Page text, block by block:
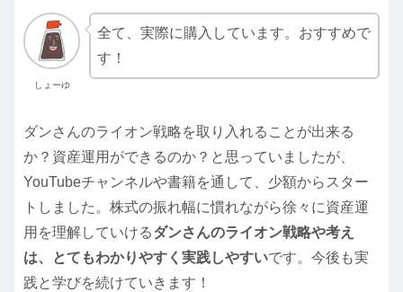
しょーゆ
全て、実際に購入しています。おすすめで
す！
ダンさんのライオン戦略を取り入れることが出来る
か？資産運用ができるのか？と思っていましたが、
YouTubeチャンネルや書籍を通して、少額からスター
トしました。株式の振れ幅に慣れながら徐々に資産運
用を理解していけるダンさんのライオン戦略や考え
は、とてもわかりやすく実践しやすいです。今後も実
践と学びを続けていきます！